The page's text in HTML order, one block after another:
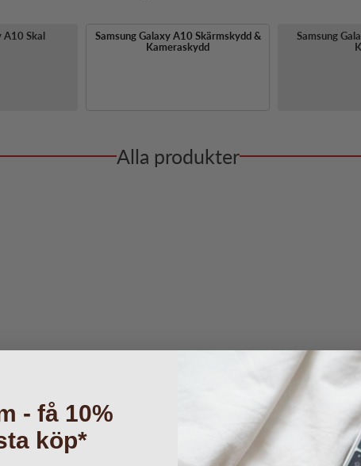
A10 Skal
Samsung Galaxy A10 Skärmskydd &
Kameraskydd
Samsung
Alla produkter
- få 10%
köp*